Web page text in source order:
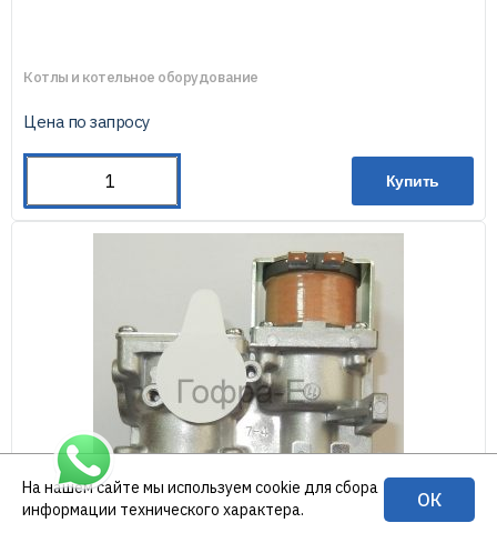
Котлы и котельное оборудование
Цена по запросу
Купить
На нашем сайте мы используем cookie для сбора
информации технического характера.
ОК